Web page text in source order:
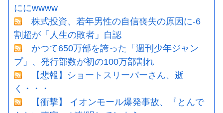
ににwwww
株式投資、若年男性の自信喪失の原因に-6
割超が「人生の敗者」自認
かつて650万部を誇った「週刊少年ジャン
プ」、発行部数が初の100万部割れ
【悲報】ショートスリーパーさん、逝
く・・・
【衝撃】 イオンモール爆発事故、『とんで